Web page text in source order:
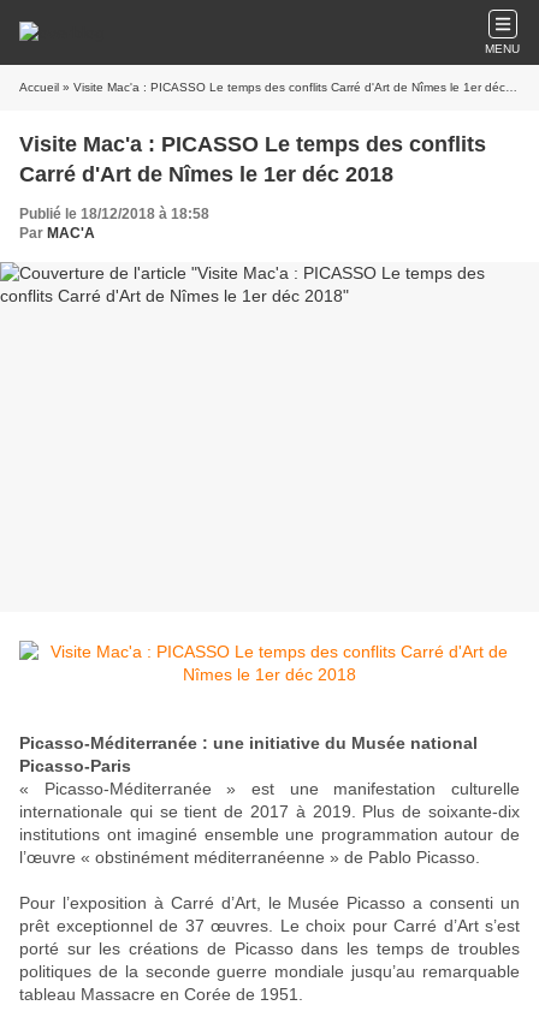
MENU
Accueil » Visite Mac'a : PICASSO Le temps des conflits Carré d'Art de Nîmes le 1er déc 2018
Visite Mac'a : PICASSO Le temps des conflits
Carré d'Art de Nîmes le 1er déc 2018
Publié le 18/12/2018 à 18:58
Par MAC'A
Picasso-Méditerranée : une initiative du Musée national
Picasso-Paris
« Picasso-Méditerranée » est une manifestation culturelle
internationale qui se tient de 2017 à 2019. Plus de soixante-dix
institutions ont imaginé ensemble une programmation autour de
l’œuvre « obstinément méditerranéenne » de Pablo Picasso.
Pour l’exposition à Carré d’Art, le Musée Picasso a consenti un
prêt exceptionnel de 37 œuvres. Le choix pour Carré d’Art s’est
porté sur les créations de Picasso dans les temps de troubles
politiques de la seconde guerre mondiale jusqu’au remarquable
tableau Massacre en Corée de 1951.